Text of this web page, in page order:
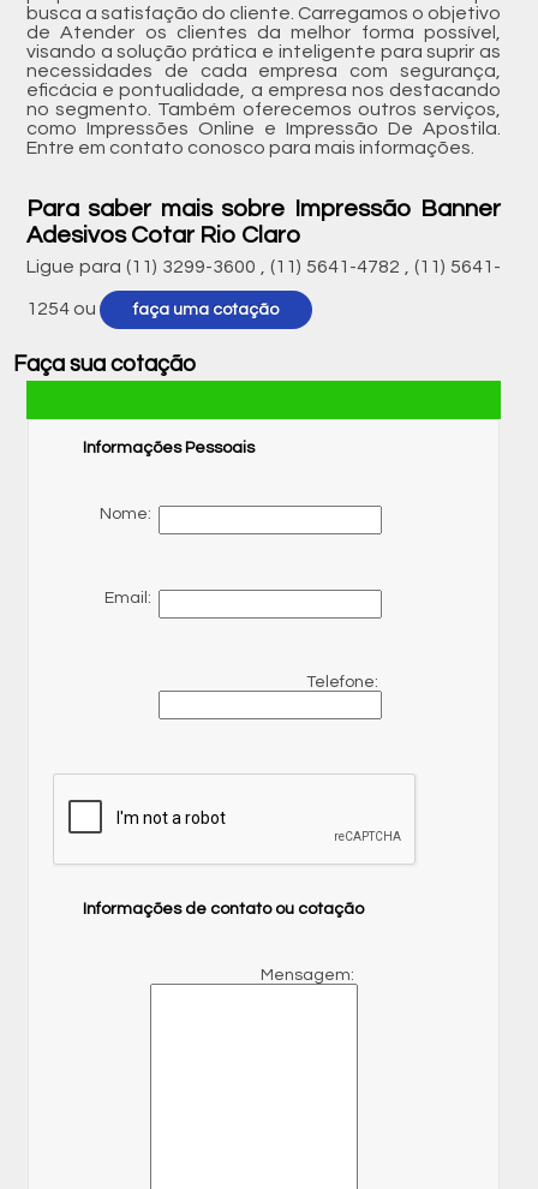
busca a satisfação do cliente. Carregamos o objetivo
de Atender os clientes da melhor forma possível,
visando a solução prática e inteligente para suprir as
necessidades de cada empresa com segurança,
eficácia e pontualidade, a empresa nos destacando
no segmento. Também oferecemos outros serviços,
como Impressões Online e Impressão De Apostila.
Entre em contato conosco para mais informações.
Para saber mais sobre Impressão Banner
Adesivos Cotar Rio Claro
Ligue para (11) 3299-3600 ,(11) 5641-4782 ,(11) 5641-
1254 ou faça uma cotação
Faça sua cotação
Informações Pessoais
Nome:
Email:
Telefone:
Informações de contato ou cotação
Mensagem: